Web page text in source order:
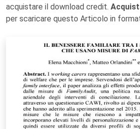
acquistare il download credit.
per scaricare questo Articolo in